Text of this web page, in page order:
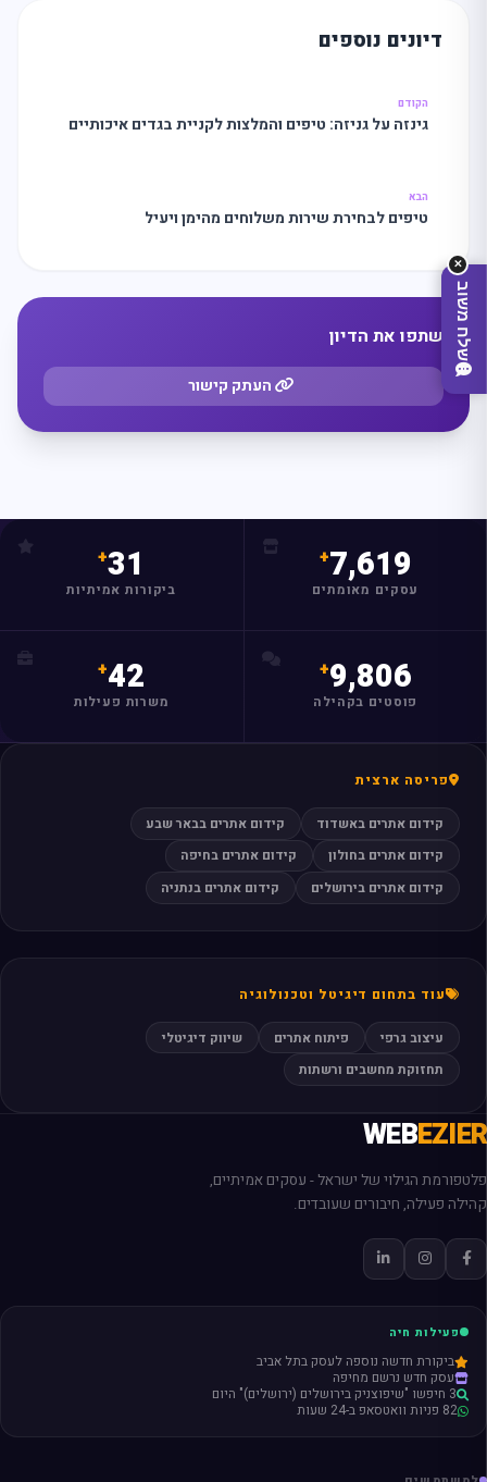
מה
מצאו לי עסק
דיונים נוספים
הקודם
גינזה על גניזה: טיפים והמלצות לקניית בגדים איכותיים
הבא
טיפים לבחירת שירות משלוחים מהימן ויעיל
שתפו את הדיון
העתק קישור
✕
שלח משוב
7,619
עסקים מאומתים
31
ביקורות אמיתיות
9,806
פוסטים בקהילה
42
משרות פעילות
פריסה ארצית
קידום אתרים באשדוד
קידום אתרים בבאר שבע
קידום אתרים בחולון
קידום אתרים בחיפה
קידום אתרים בירושלים
קידום אתרים בנתניה
עוד בתחום דיגיטל וטכנולוגיה
עיצוב גרפי פיתוח אתרים
שיווק דיגיטלי
תחזוקת מחשבים ורשתות
WEBEZIER
פלטפורמת הגילוי של ישראל - עסקים אמיתיים,
קהילה פעילה, חיבורים שעובדים.
פעילות חיה
ביקורת חדשה נוספה לעסק בתל אביב
עסק חדש נרשם מחיפה
3 חיפשו "שיפוצניק בירושלים (ירושלים)" היום
82 פניות וואטסאפ ב-24 שעות